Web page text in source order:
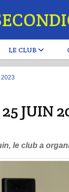
LE CLUB
2023
JUIN
le club a